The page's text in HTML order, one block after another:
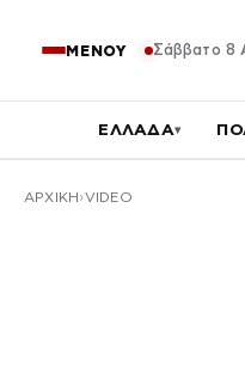
ΜΕΝΟΥ Σάββατο 8
ΕΛΛΑΔΑ▾
ΑΡΧΙΚΉ VIDEO